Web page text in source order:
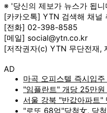
※ '당신의 제보가 뉴스가 됩니
[카카오톡] YTN 검색해 채널
[전화] 02-398-8585
[메일] social@ytn.co.kr
[저작권자(c) YTN 무단전재,
AD